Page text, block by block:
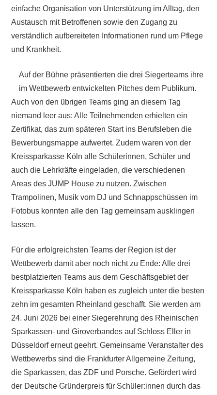
einfache Organisation von Unterstützung im Alltag, den
Austausch mit Betroffenen sowie den Zugang zu
verständlich aufbereiteten Informationen rund um Pflege
und Krankheit.
Auf der Bühne präsentierten die drei Siegerteams ihre
im Wettbewerb entwickelten Pitches dem Publikum.
Auch von den übrigen Teams ging an diesem Tag
niemand leer aus: Alle Teilnehmenden erhielten ein
Zertifikat, das zum späteren Start ins Berufsleben die
Bewerbungsmappe aufwertet. Zudem waren von der
Kreissparkasse Köln alle Schülerinnen, Schüler und
auch die Lehrkräfte eingeladen, die verschiedenen
Areas des JUMP House zu nutzen. Zwischen
Trampolinen, Musik vom DJ und Schnappschüssen im
Fotobus konnten alle den Tag gemeinsam ausklingen
lassen.
Für die erfolgreichsten Teams der Region ist der
Wettbewerb damit aber noch nicht zu Ende: Alle drei
bestplatzierten Teams aus dem Geschäftsgebiet der
Kreissparkasse Köln haben es zugleich unter die besten
zehn im gesamten Rheinland geschafft. Sie werden am
24. Juni 2026 bei einer Siegerehrung des Rheinischen
Sparkassen- und Giroverbandes auf Schloss Eller in
Düsseldorf erneut geehrt. Gemeinsame Veranstalter des
Wettbewerbs sind die Frankfurter Allgemeine Zeitung,
die Sparkassen, das ZDF und Porsche. Gefördert wird
der Deutsche Gründerpreis für Schüler:innen durch das